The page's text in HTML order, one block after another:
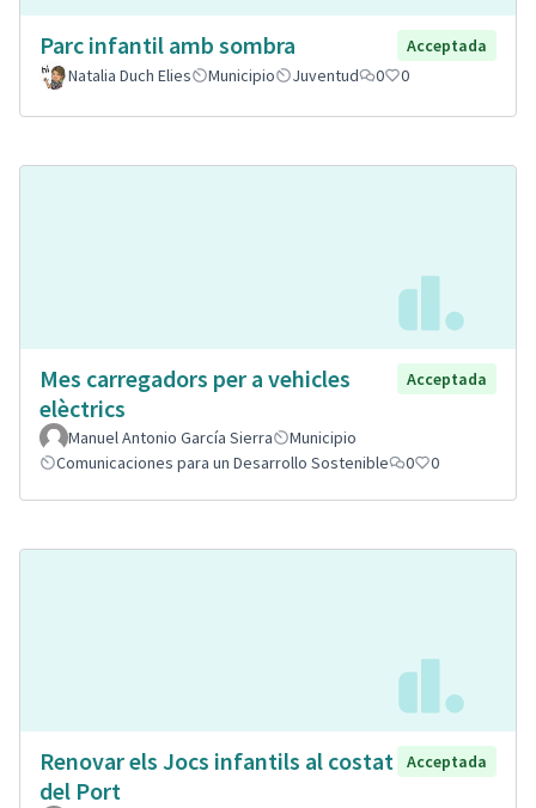
Parc infantil amb sombra
Acceptada
Natalia Duch Elies
Municipio Juventud 0 0
Mes carregadors per a vehicles
elèctrics
Acceptada
Manuel Antonio García Sierra
Municipio
Comunicaciones para un Desarrollo Sostenible
0 0
Renovar els Jocs infantils al costat
del Port
Acceptada